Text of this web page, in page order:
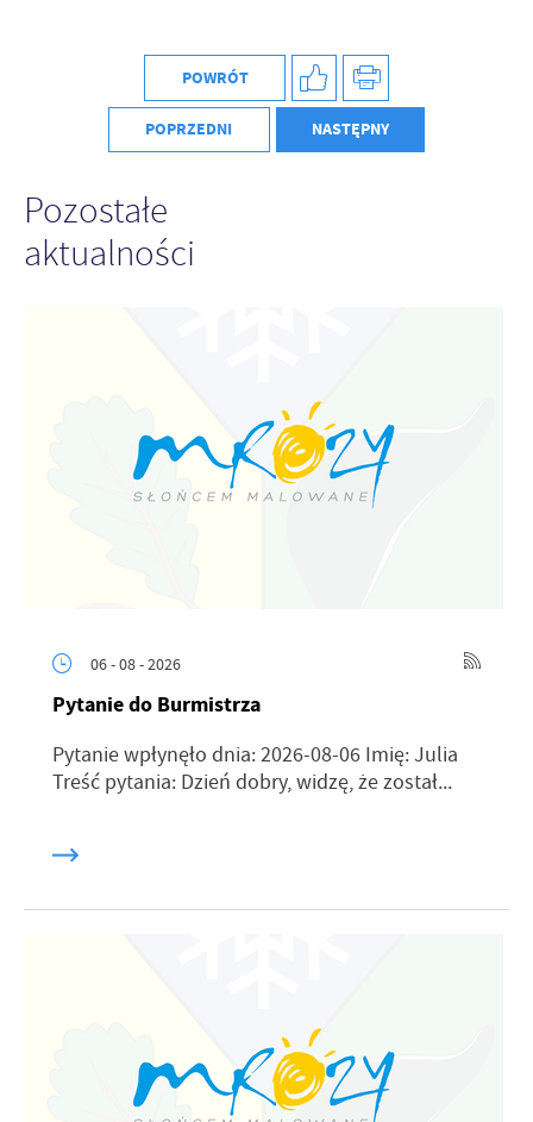
POWRÓT
POPRZEDNI NASTĘPNY
Pozostałe
aktualności
06 - 08 - 2026
Pytanie do Burmistrza
Pytanie wpłynęło dnia: 2026-08-06 Imię: Julia
Treść pytania: Dzień dobry, widzę, że został...
społecznościowych.